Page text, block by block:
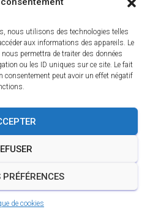
nous utilisons des technologies telles
aux informations des appareils. Le
permettra de traiter des données
ou les ID uniques sur ce site. Le fait
consentement peut avoir un effet négatif
de cookies
SUR INSTAGRAM